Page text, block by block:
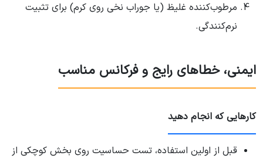
مرطوب‌کننده غلیظ (یا جوراب نخی روی کرم) برای تثبیت
نرم‌کنندگی.
ایمنی، خطاهای رایج و فرکانس مناسب
کارهایی که انجام دهید
قبل از اولین استفاده، تست حساسیت روی بخش کوچکی از